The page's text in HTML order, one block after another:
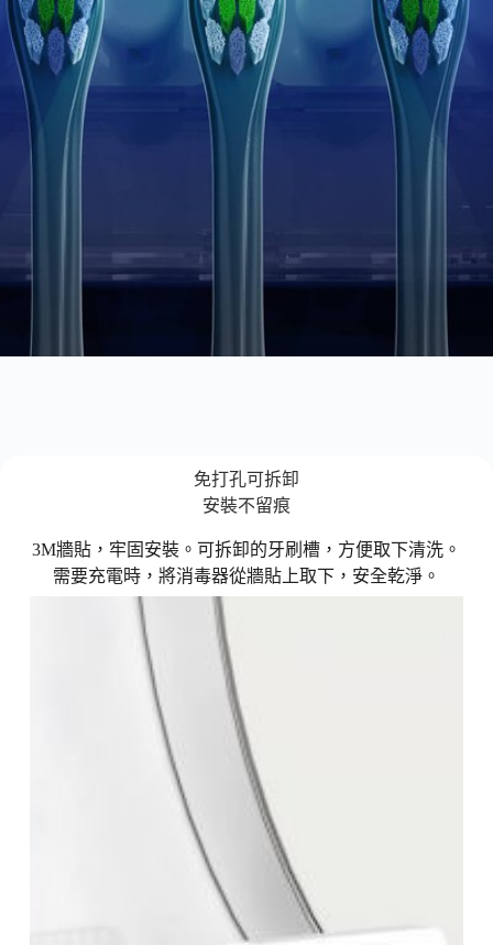
免打孔可拆卸
安裝不留痕
3M牆貼，牢固安裝。可拆卸的牙刷槽，方便取下清洗。
需要充電時，將消毒器從牆貼上取下，安全乾淨。